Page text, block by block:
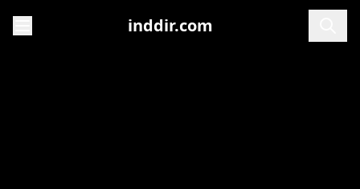
inddir.com